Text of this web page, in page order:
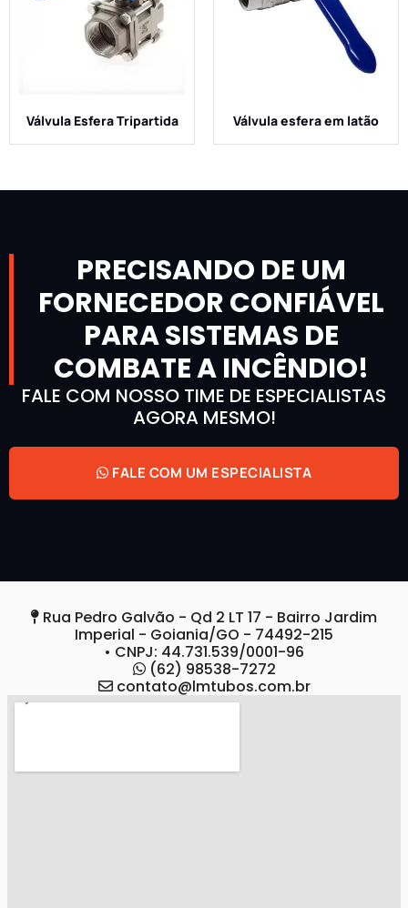
Válvula Esfera Tripartida Válvula esfera em latão
PRECISANDO DE UM
FORNECEDOR CONFIÁVEL
PARA SISTEMAS DE
COMBATE A INCÊNDIO!
FALE COM NOSSO TIME DE ESPECIALISTAS
AGORA MESMO!
FALE COM UM ESPECIALISTA
Rua Pedro Galvão - Qd 2 LT 17 - Bairro Jardim
Imperial - Goiania/GO - 74492-215
• CNPJ: 44.731.539/0001-96
(62) 98538-7272
contato@lmtubos.com.br